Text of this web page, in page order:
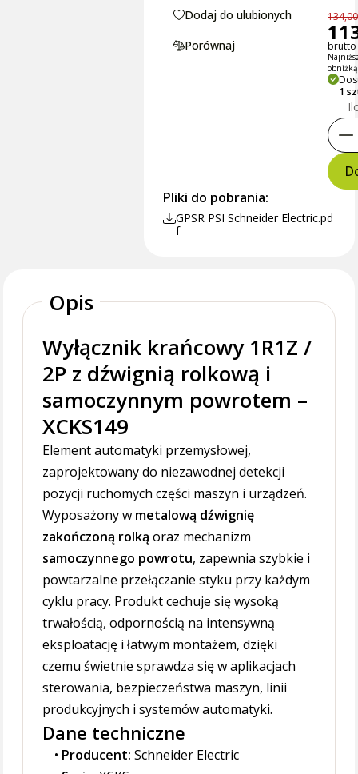
Dodaj do ulubionych
Porównaj
134,00
brutto
1
Pliki do pobrania:
GPSR PSI Schneider Electric.pd
f
Opis
Wyłącznik krańcowy 1R1Z /
2P z dźwignią rolkową i
samoczynnym powrotem –
XCKS149
Element automatyki przemysłowej,
zaprojektowany do niezawodnej detekcji
pozycji ruchomych części maszyn i urządzeń.
Wyposażony w metalową dźwignię
zakończoną rolką oraz mechanizm
samoczynnego powrotu, zapewnia szybkie i
powtarzalne przełączanie styku przy każdym
cyklu pracy. Produkt cechuje się wysoką
trwałością, odpornością na intensywną
eksploatację i łatwym montażem, dzięki
czemu świetnie sprawdza się w aplikacjach
sterowania, bezpieczeństwa maszyn, linii
produkcyjnych i systemów automatyki.
Dane techniczne
Producent: Schneider Electric